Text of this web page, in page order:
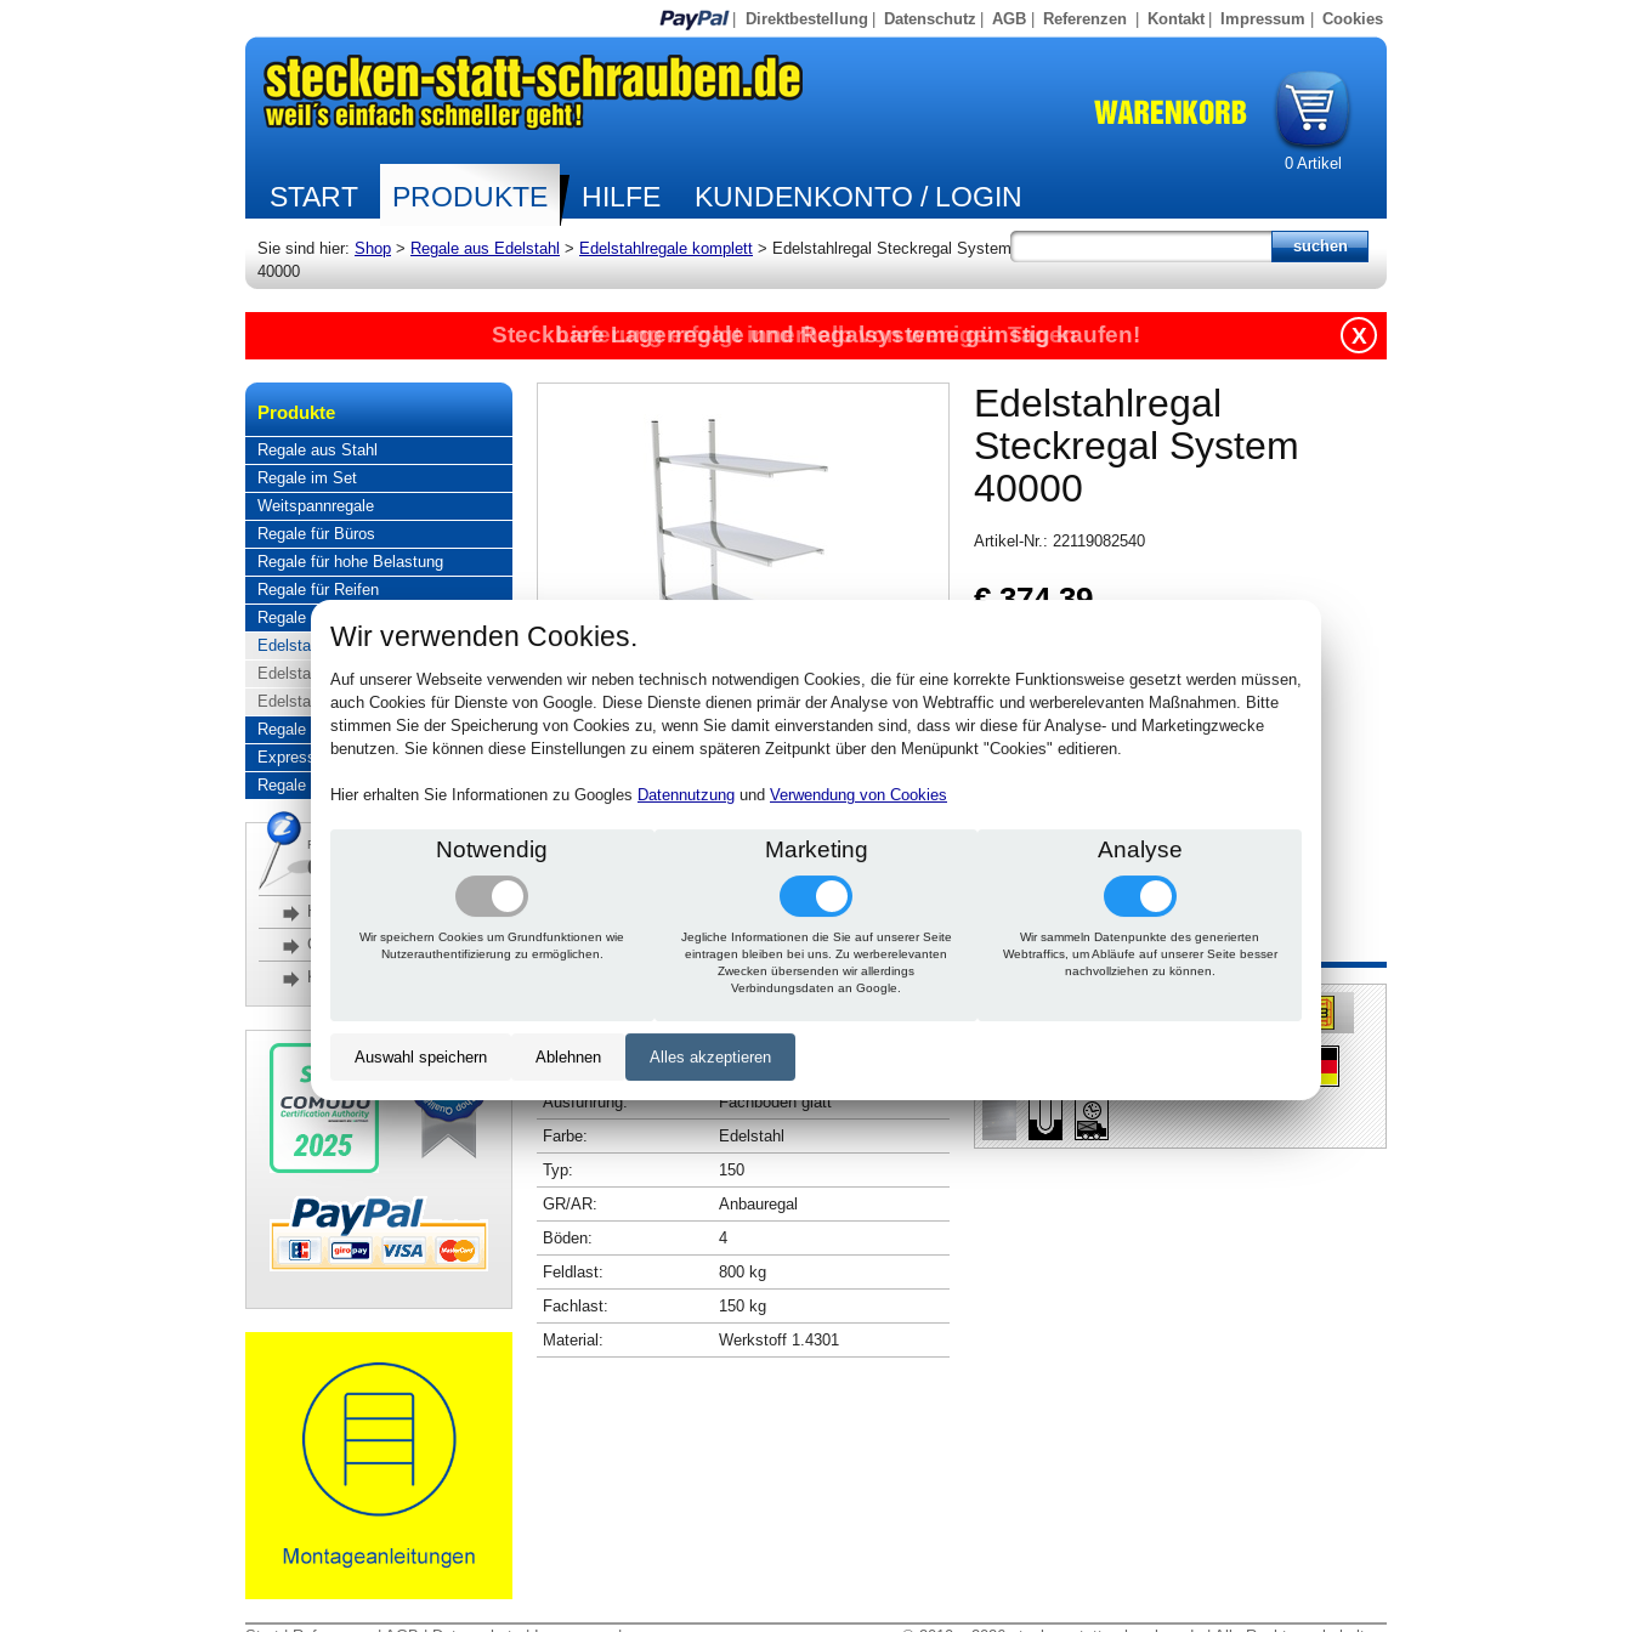
Direktbestellung Datenschutz AGB Referenzen Kontakt Impressum Cookies
0Artikel
START PRODUKTE HILFE KUNDENKONTO / LOGIN
Sie sind hier: Shop > Regale aus Edelstahl > Edelstahlregale komplett > Edelstahlregal Steckregal System
40000
Steckbare Lagerregale und Regalsysteme günstig kaufen!
Lieferung erfolgt innerhalb von wenigen Tagen X
Produkte
Regale aus Stahl
Regale im Set
Weitspannregale
Regale für Büros
Regale für hohe Belastung
Regale für Reifen
Regale aus Edelstahl
Edelstahlregale komplett
Edelstahlregal Baukasten
Edelstahlregal Kombinationen
Regale aus Aluminium
Express-Produkte
Regale Reduziert
Rückfragen, Hilfe, Bestellen?
06201 690095-0
Häufige Fragen
Glossar
Kontakt
Edelstahlregal
Steckregal System
40000
Artikel-Nr.: 22119082540
€ 374,39
Stck.
Technische Daten Beschreibung
400 mm
Länge:
825 mm
Ausführung:
Fachböden glatt
Farbe:
Edelstahl
Typ:
150
GR/AR:
Anbauregal
Böden:
4
Feldlast:
800 kg
Fachlast:
150 kg
Material:
Werkstoff 1.4301
Wir verwenden Cookies.
Auf unserer Webseite verwenden wir neben technisch notwendigen Cookies, die für eine korrekte Funktionsweise gesetzt werden müssen,
auch Cookies für Dienste von Google. Diese Dienste dienen primär der Analyse von Webtraffic und werberelevanten Maßnahmen. Bitte
stimmen Sie der Speicherung von Cookies zu, wenn Sie damit einverstanden sind, dass wir diese für Analyse- und Marketingzwecke
benutzen. Sie können diese Einstellungen zu einem späteren Zeitpunkt über den Menüpunkt "Cookies" editieren.
Hier erhalten Sie Informationen zu Googles Datennutzung und Verwendung von Cookies
Notwendig
Wir speichern Cookies um Grundfunktionen wie
Nutzerauthentifizierung zu ermöglichen.
Marketing
Jegliche Informationen die Sie auf unserer Seite
eintragen bleiben bei uns. Zu werberelevanten
Zwecken übersenden wir allerdings
Verbindungsdaten an Google.
Analyse
Wir sammeln Datenpunkte des generierten
Webtraffics, um Abläufe auf unserer Seite besser
nachvollziehen zu können.
Auswahl speichern Ablehnen Alles akzeptieren